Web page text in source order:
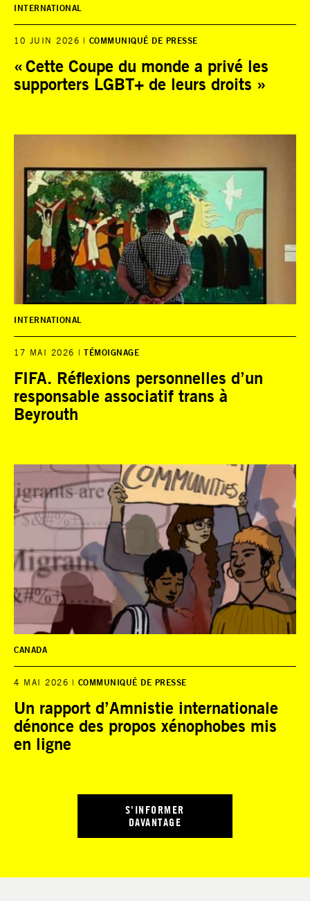
INTERNATIONAL
10 JUIN 2026 COMMUNIQUÉ DE PRESSE
« Cette Coupe du monde a privé les
supporters LGBT+ de leurs droits »
INTERNATIONAL
17 MAI 2026 TÉMOIGNAGE
FIFA. Réflexions personnelles d’un
responsable associatif trans à
Beyrouth
CANADA
4 MAI 2026 COMMUNIQUÉ DE PRESSE
Un rapport d’Amnistie internationale
dénonce des propos xénophobes mis
en ligne
S'INFORMER
DAVANTAGE